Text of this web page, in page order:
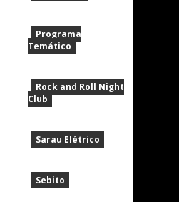
Programa
Temático
Rock and Roll Night
Club
Sarau Elétrico
Sebito